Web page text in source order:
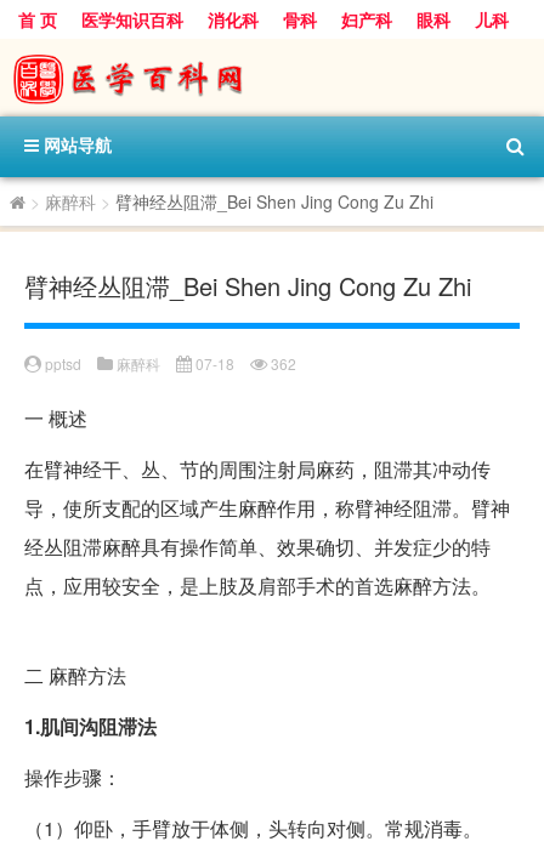
首 页 医学知识百科 消化科 骨科 妇产科 眼科
儿科
心血管病科
呼吸科 神经科
内分泌科
口腔科
网站导航
> 麻醉科 > 臂神经丛阻滞_Bei Shen Jing Cong Zu Zhi
臂神经丛阻滞_Bei Shen Jing Cong Zu Zhi
pptsd 麻醉科 07-18 362
一 概述
在臂神经干、丛、节的周围注射局麻药，阻滞其冲动传
导，使所支配的区域产生麻醉作用，称臂神经阻滞。臂神
经丛阻滞麻醉具有操作简单、效果确切、并发症少的特
点，应用较安全，是上肢及肩部手术的首选麻醉方法。
二 麻醉方法
1.肌间沟阻滞法
操作步骤：
（1）仰卧，手臂放于体侧，头转向对侧。常规消毒。